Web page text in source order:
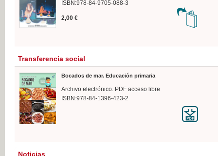
ISBN:978-84-9705-088-3
2,00 €
Transferencia social
Bocados de mar. Educación primaria
Archivo electrónico. PDF acceso libre
ISBN:978-84-1396-423-2
Noticias